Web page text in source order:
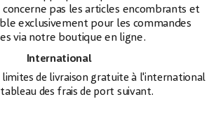
pas les articles encombrants et
exclusivement pour les commandes
via notre boutique en ligne.
International
limites de livraison gratuite à l'international
des frais de port suivant.